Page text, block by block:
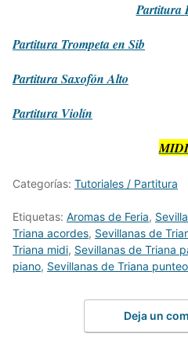
Partitura
Partitura Trompeta en Sib
PartituraSaxofón Alto
Partitura Violín
MIDI
Categorías: Tutoriales / Partitura
Etiquetas: Aromas de Feria,
Triana acordes, Sevillanas de
Triana midi, Sevillanas de Triana
piano, Sevillanas de Triana
Deja un